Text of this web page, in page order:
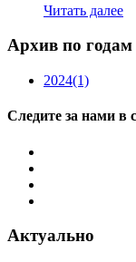
Читать далее
Архив по годам
2024(1)
Следите за нами в
Актуально